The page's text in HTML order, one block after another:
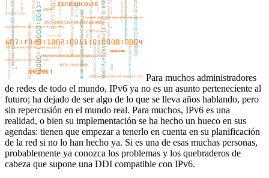
Para muchos administradores
de redes de todo el mundo, IPv6 ya no es un asunto perteneciente al
futuro; ha dejado de ser algo de lo que se lleva años hablando, pero
sin repercusión en el mundo real. Para muchos, IPv6 es una
realidad, o bien su implementación se ha hecho un hueco en sus
agendas: tienen que empezar a tenerlo en cuenta en su planificación
de la red si no lo han hecho ya. Si es una de esas muchas personas,
probablemente ya conozca los problemas y los quebraderos de
cabeza que supone una DDI compatible con IPv6.